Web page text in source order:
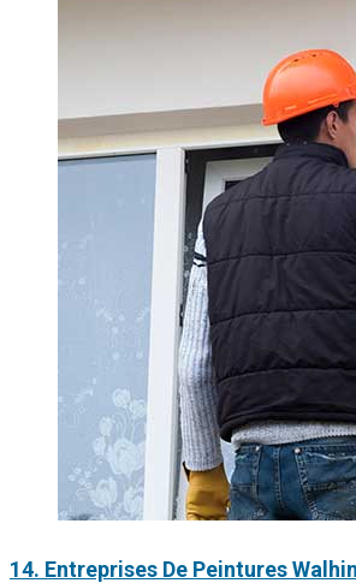
14. Entreprises De Peintures Walhin